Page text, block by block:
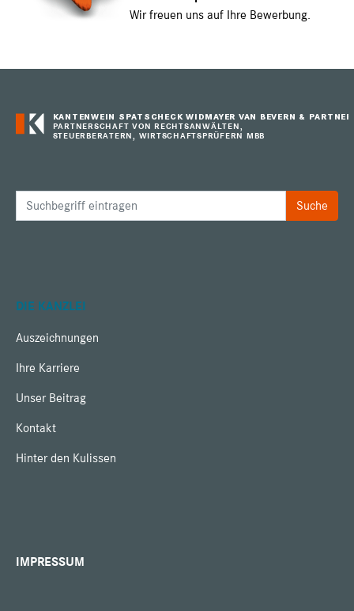
Wir freuen uns auf Ihre Bewerbung.
KANTENWEIN SPATSCHECK WIDMAYER VAN BEVERN & PARTNER
PARTNERSCHAFT VON RECHTSANWÄLTEN,
STEUERBERATERN, WIRTSCHAFTSPRÜFERN MBB
DIE KANZLEI
Auszeichnungen
Ihre Karriere
Unser Beitrag
Kontakt
Hinter den Kulissen
IMPRESSUM